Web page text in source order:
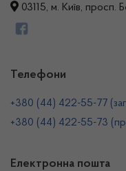
03115, м. Київ, просп.
Телефони
+380 (44) 422-55-77
+380 (44) 422-55-73
Електронна пошта